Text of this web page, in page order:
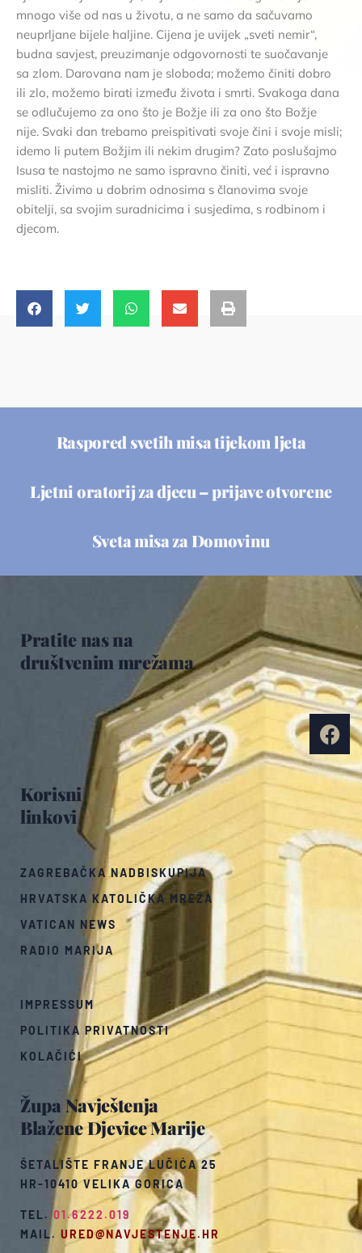
mnogo više od nas u životu, a ne samo da sačuvamo
neuprljane bijele haljine. Cijena je uvijek „sveti nemir“,
budna savjest, preuzimanje odgovornosti te suočavanje
sa zlom. Darovana nam je sloboda; možemo činiti dobro
ili zlo, možemo birati između života i smrti. Svakoga dana
se odlučujemo za ono što je Božje ili za ono što Božje
nije. Svaki dan trebamo preispitivati svoje čini i svoje misli;
idemo li putem Božjim ili nekim drugim? Zato poslušajmo
Isusa te nastojmo ne samo ispravno činiti, već i ispravno
misliti. Živimo u dobrim odnosima s članovima svoje
obitelji, sa svojim suradnicima i susjedima, s rodbinom i
djecom.
Raspored svetih misa tijekom ljeta
Ljetni oratorij za djecu – prijave otvorene
Sveta misa za Domovinu
Župa Navještenja
Blažene Djevice Marije
ŠETALIŠTE FRANJE LUČIĆA 25
HR-10410 VELIKA GORICA
TEL.01.6222.019
MAIL. URED@NAVJESTENJE.HR
Korisni
linkovi
ZAGREBAČKA NADBISKUPIJA
HRVATSKA KATOLIČKA MREŽA
VATICAN NEWS
RADIO MARIJA
IMPRESSUM
POLITIKA PRIVATNOSTI
KOLAČIĆI
Pratite nas na
društvenim mrežama